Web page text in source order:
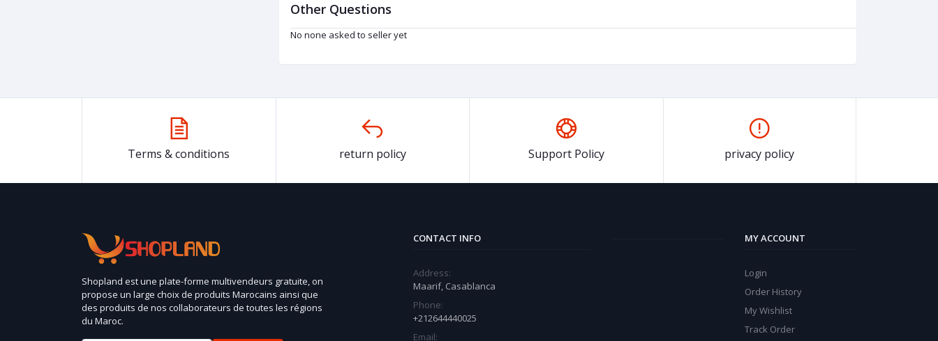
Other Questions
No none asked to seller yet
Terms & conditions return policy Support Policy privacy policy
Shopland est une plate-forme multivendeurs gratuite, on
propose un large choix de produits Marocains ainsi que
des produits de nos collaborateurs de toutes les régions
du Maroc.
CONTACT INFO
Address:
Maarif, Casablanca
Phone:
+212644440025
Email:
MY ACCOUNT
Login
Order History
My Wishlist
Track Order